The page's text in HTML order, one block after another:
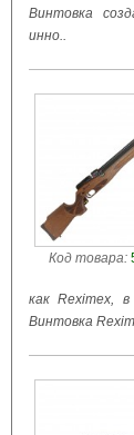
Винтовка
инно..
Код товара:
как Reximex,
Винтовка